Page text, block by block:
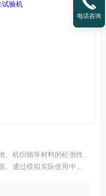
机织物等材料的松弛性、
通过模拟实际使用中的拉
持。
电话咨询